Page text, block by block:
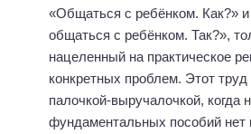
«Общаться с ребёнком. Как?»
общаться с ребёнком. Так?»,
нацеленный на практическое
конкретных проблем. Этот
палочкой-выручалочкой, когда
фундаментальных пособий